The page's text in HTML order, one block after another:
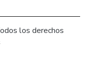
los derechos